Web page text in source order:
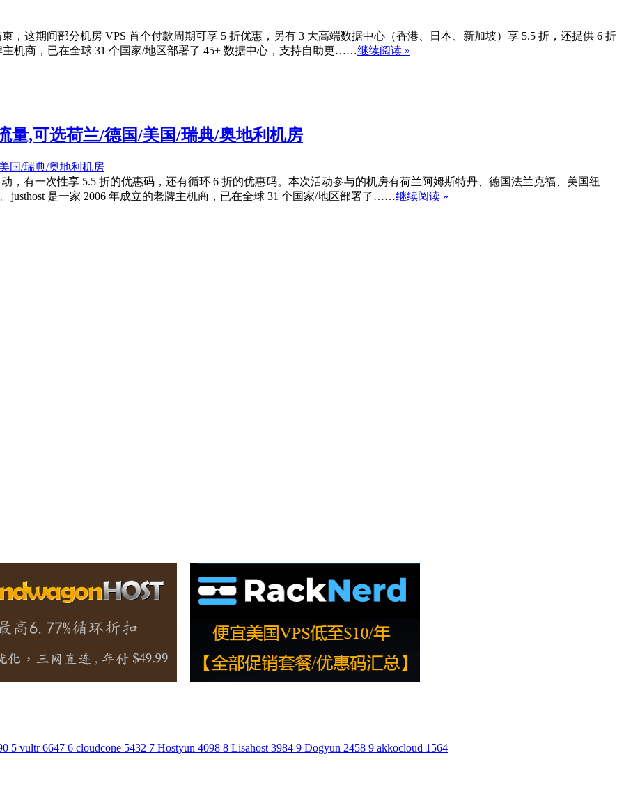
，这期间部分机房 VPS 首个付款周期可享 5 折优惠，另有 3 大高端数据中心（香港、日本、新加坡）享 5.5 折，还提供 6 折
机商，已在全球 31 个国家/地区部署了 45+ 数据中心，支持自助更……继续阅读 »
量,可选荷兰/德国/美国/瑞典/奥地利机房
，有一次性享 5.5 折的优惠码，还有循环 6 折的优惠码。本次活动参与的机房有荷兰阿姆斯特丹、德国法兰克福、美国纽
justhost 是一家 2006 年成立的老牌主机商，已在全球 31 个国家/地区部署了……继续阅读 »
5 vultr 6647 6 cloudcone 5432 7 Hostyun 4098 8 Lisahost 3984 9 Dogyun 2458 9 akkocloud 1564